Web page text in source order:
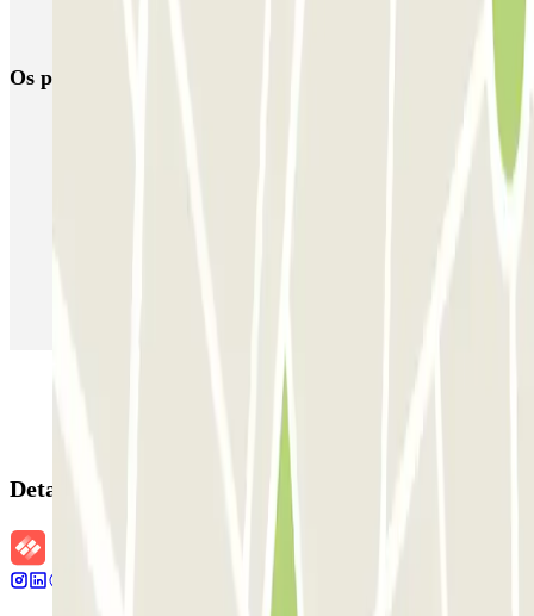
Os parques de estacionamento
Detalhes da reserva